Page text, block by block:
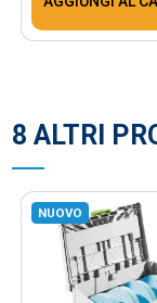
8 ALTRI
NUOVO